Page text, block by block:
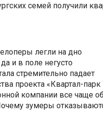
семей получили
легли на дно
и в поле негусто
стремительно падает
проекта «Квартал-
компании все чаще
зумеры